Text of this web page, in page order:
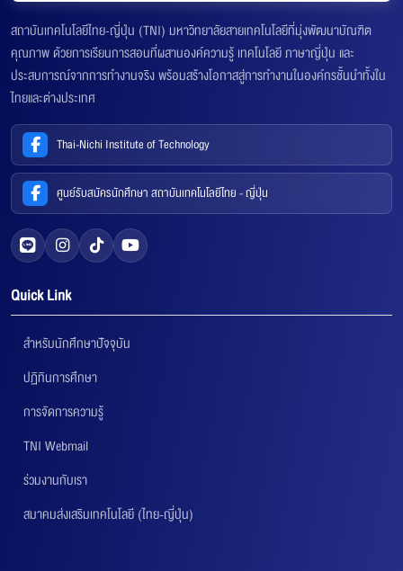
สถาบันเทคโนโลยีไทย-ญี่ปุ่น (TNI) มหาวิทยาลัยสายเทคโนโลยีที่มุ่งพัฒนาบัณฑิต
คุณภาพ ด้วยการเรียนการสอนที่ผสานองค์ความรู้ เทคโนโลยี ภาษาญี่ปุ่น และ
ประสบการณ์จากการทำงานจริง พร้อมสร้างโอกาสสู่การทำงานในองค์กรชั้นนำทั้งใน
ไทยและต่างประเทศ
Thai-Nichi Institute of Technology
ศูนย์รับสมัครนักศึกษา สถาบันเทคโนโลยีไทย - ญี่ปุ่น
Quick Link
สำหรับนักศึกษาปัจจุบัน
ปฏิทินการศึกษา
การจัดการความรู้
TNI Webmail
ร่วมงานกับเรา
สมาคมส่งเสริมเทคโนโลยี (ไทย-ญี่ปุ่น)